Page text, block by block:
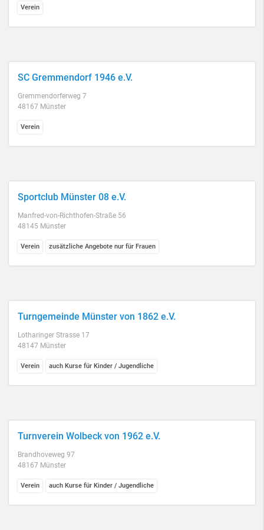
Verein
SC Gremmendorf 1946 e.V.
Gremmendorferweg 7
48167 Münster
Verein
Sportclub Münster 08 e.V.
Manfred-von-Richthofen-Straße 56
48145 Münster
Verein zusätzliche Angebote nur für Frauen
Turngemeinde Münster von 1862 e.V.
Lotharinger Strasse 17
48147 Münster
Verein auch Kurse für Kinder / Jugendliche
Turnverein Wolbeck von 1962 e.V.
Brandhoveweg 97
48167 Münster
Verein auch Kurse für Kinder / Jugendliche